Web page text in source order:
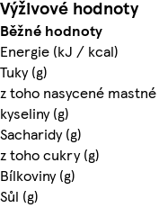
Výživové hodnoty
Běžné hodnoty
Energie (kJ / kcal)
Tuky (g)
z toho nasycené mastné
kyseliny (g)
Sacharidy (g)
z toho cukry (g)
Bílkoviny (g)
Sůl (g)